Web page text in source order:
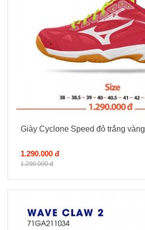
Giày Cyclone Speed đỏ trắng vàng
1.290.000 đ
1.290.000 đ